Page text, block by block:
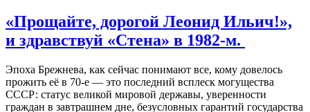
«Прощайте, дорогой Леонид Ильич!»,
и здравствуй «Стена» в 1982-м.
Эпоха Брежнева, как сейчас понимают все, кому довелось
прожить её в 70-е — это последний всплеск могущества
СССР: статус великой мировой державы, уверенности
граждан в завтрашнем дне, безусловных гарантий государства